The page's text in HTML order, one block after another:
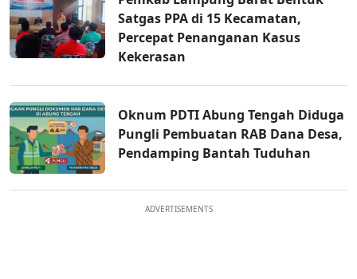
Satgas PPA di 15 Kecamatan,
Percepat Penanganan Kasus
Kekerasan
Oknum PDTI Abung Tengah Diduga
Pungli Pembuatan RAB Dana Desa,
Pendamping Bantah Tuduhan
ADVERTISEMENTS